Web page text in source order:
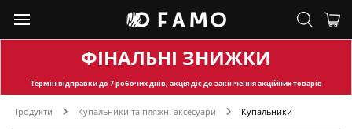
ФІНАЛЬНІ ЗНИЖКИ
Термін відправкидо 7 робочих днів, акція діє до закінчення акційних товарів
Продукти Купальники та пляжні аксесуари Купальники